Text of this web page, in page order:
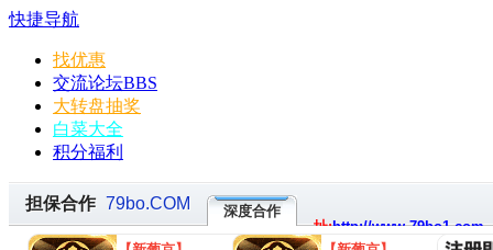
快捷导航
找优惠
交流论坛BBS
大转盘抽奖
白菜大全
积分福利